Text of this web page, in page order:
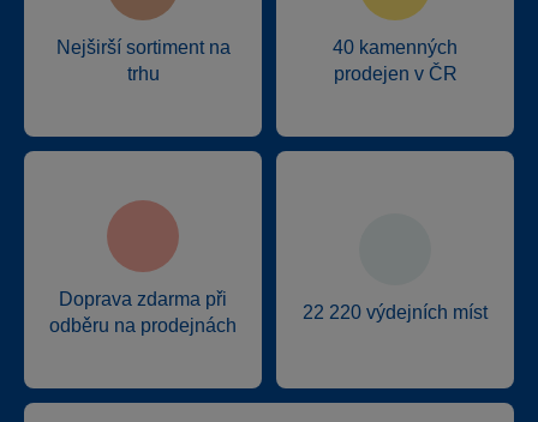
Nejširší sortiment na
trhu
40 kamenných
prodejen v ČR
Doprava zdarma při
odběru na prodejnách
22 220 výdejních míst